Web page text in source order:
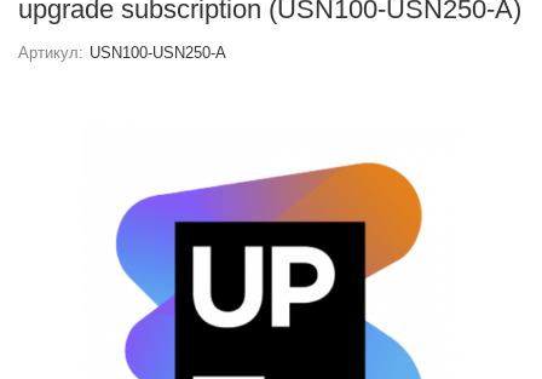
upgrade subscription (USN100-USN250-A)
Артикул: USN100-USN250-A